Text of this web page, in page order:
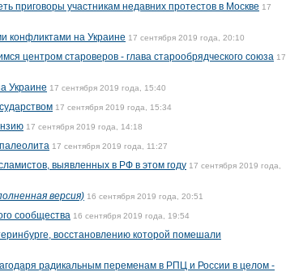
приговоры участникам недавних протестов в Москве 17
конфликтами на Украине 17 сентября 2019 года, 20:10
центром староверов - глава старообрядческого союза 17
Украине 17 сентября 2019 года, 15:40
17 сентября 2019 года, 15:34
17 сентября 2019 года, 14:18
17 сентября 2019 года, 11:27
выявленных в РФ в этом году 17 сентября 2019 года,
версия) 16 сентября 2019 года, 20:51
сообщества 16 сентября 2019 года, 19:54
восстановлению которой помешали
радикальным переменам в РПЦ и России в целом -